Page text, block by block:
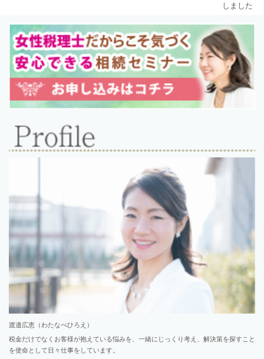
しました
渡邉広恵（わたなべひろえ）
税金だけでなくお客様が抱えている悩みを、一緒にじっくり考え、解決策を探すこと
を使命として日々仕事をしています。